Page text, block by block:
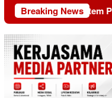
Breaking News
Sistem